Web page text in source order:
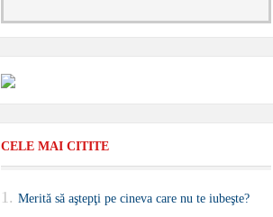
CELE MAI CITITE
Merită să aştepţi pe cineva care nu te iubeşte?